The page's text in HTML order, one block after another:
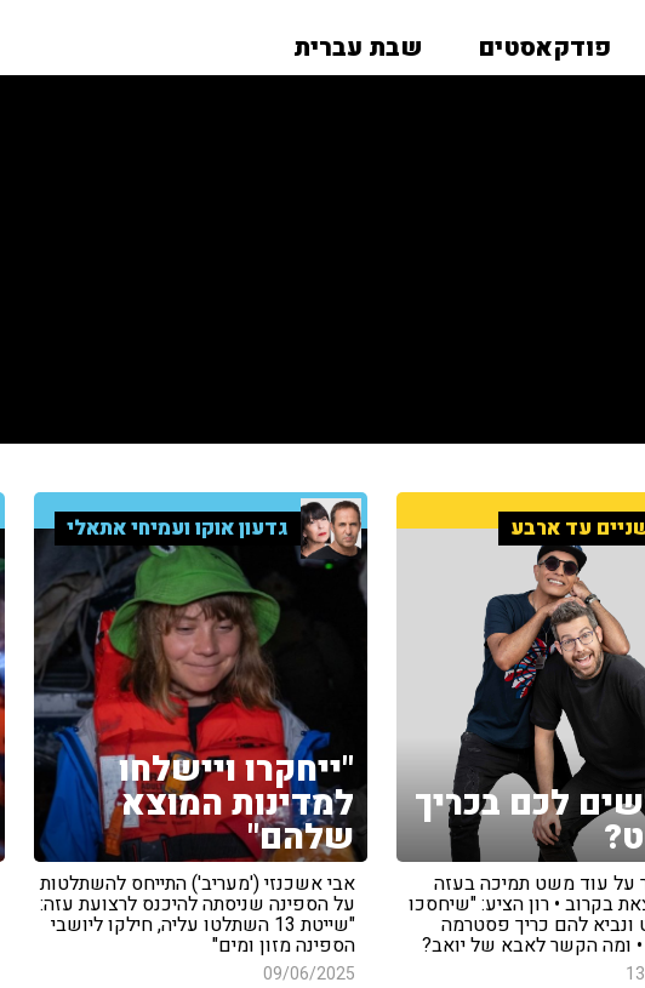
פודקאסטים שבת עברית
עד ארבע
לכם בכריך
על עוד משט תמיכה בעזה
בקרוב • רון הציע: "שיחסכו
להם כריך פסטרמה
• ומה הקשר לאבא של יואב?
גדעון אוקו ועמיחי אתאלי
"ייחקרו ויישלחו
למדינות המוצא
שלהם"
אבי אשכנזי ('מעריב') התייחס להשתלטות
על הספינה שניסתה להיכנס לרצועת עזה:
"שייטת 13 השתלטו עליה, חילקו ליושבי
הספינה מזון ומים"
09/06/2025